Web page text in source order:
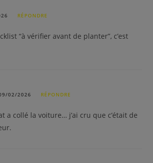
RÉPONDRE
“à vérifier avant de planter”, c’est
02/2026 RÉPONDRE
a collé la voiture… j’ai cru que c’était de